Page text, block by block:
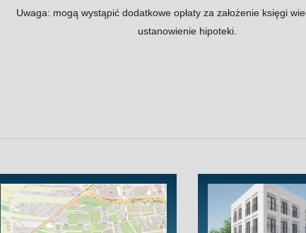
Uwaga: mogą wystąpić dodatkowe opłaty za założenie księgi
ustanowienie hipoteki.